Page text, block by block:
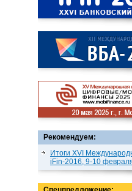
Рекомендуем:
Итоги XVI
iFin-2016, 9-10